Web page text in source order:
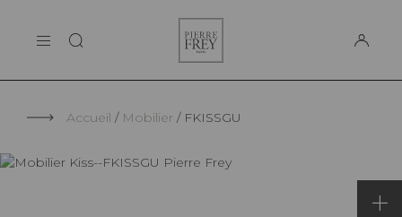
LA MAISON
Frey
Accueil Mobilier FKISSGU